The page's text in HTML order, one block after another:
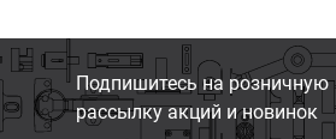
Подпишитесь на розничную
рассылку акций и новинок